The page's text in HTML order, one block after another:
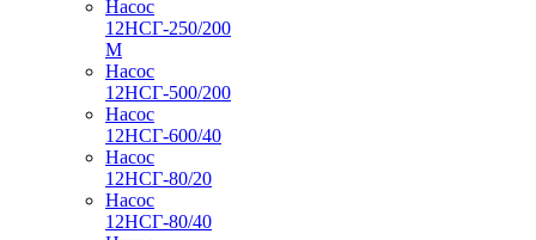
Насос
12НСГ-250/200
М
Насос
12НСГ-500/200
Насос
12НСГ-600/40
Насос
12НСГ-80/20
Насос
12НСГ-80/40